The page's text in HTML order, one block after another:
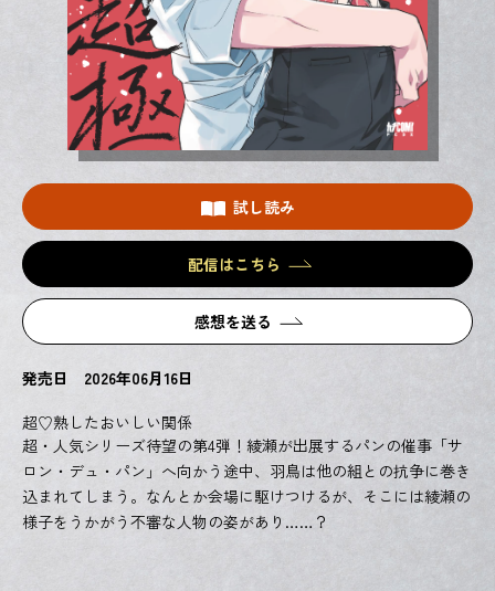
超♡熟したおいしい関係
超・人気シリーズ待望の第4弾！綾瀬が出展するパンの催事「サ
ロン・デュ・パン」へ向かう途中、羽鳥は他の組との抗争に巻き
込まれてしまう。なんとか会場に駆けつけるが、そこには綾瀬の
様子をうかがう不審な人物の姿があり……？
発売日 2026年06月16日
試し読み
配信はこちら
感想を送る